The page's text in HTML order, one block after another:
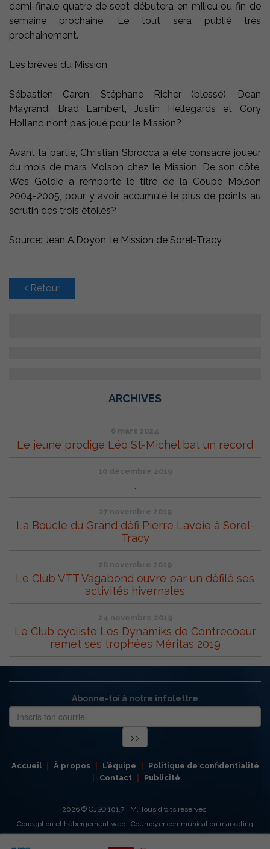
demi-finale quatre de sept débutera en milieu ou fin de
semaine prochaine. Le tout sera publié très
prochainement.
Les brèves du Mission
Sébastien Caron, Stéphane Richer (blessé), Dean
Mayrand, Brad Lambert, Justin Hellegards et Cory
Holland n’ont pas joué pour le Mission?
Avant la partie, Christian Sbrocca a été consacré joueur
du mois de mars Molson chez le Mission. De son côté,
Wes Goldie a remporté le titre de la Coupe Molson
2004-2005, pour y avoir accumulé le plus de points au
scrutin des trois étoiles?
Source: Jean A.Doyon, le Mission de Sorel-Tracy
Retour
ARCHIVES
6 mars 2024
Le jeune prodige Léo St-Michel bat un record
10 décembre 2019
.
27 novembre 2019
La Boucle du Grand défi Pierre Lavoie à Sorel-
Tracy
26 novembre 2019
Le Club VTT Vagabond ouvre par un défilé ses
activités hivernales
24 novembre 2019
Le Club cycliste Les Dynamiks de Contrecoeur
remet ses trophées Méritas 2019
Abonne-toi à notre infolettre
Accueil À propos L’équipe
Politique de confidentialité
Contact
Publicité
2026 © CJSO 101,7 FM. Tous droits réservés.
Conception et hébergement web : Cournoyer communication marketing